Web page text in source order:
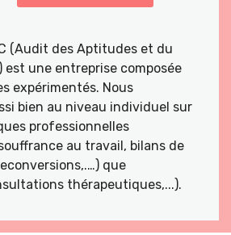
(Audit des Aptitudes et du
est une entreprise composée
expérimentés. Nous
bien au niveau individuel sur
professionnelles
au travail, bilans de
que
thérapeutiques,...).